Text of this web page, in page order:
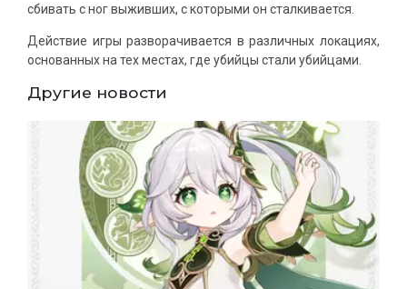
сбивать с ног выживших, с которыми он сталкивается.
Действие игры разворачивается в различных локациях,
основанных на тех местах, где убийцы стали убийцами.
Другие новости